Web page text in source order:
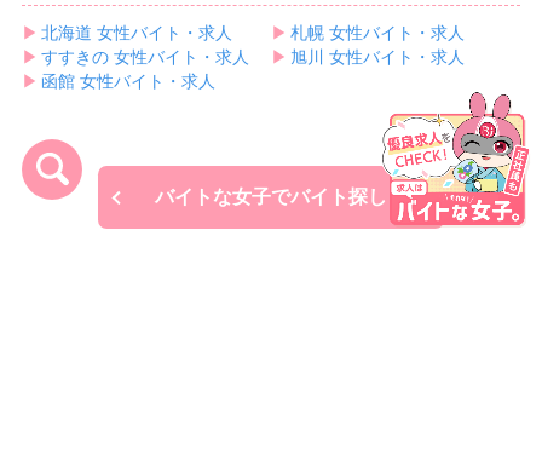
▶︎ 北海道 女性バイト・求人 ▶︎ 札幌 女性バイト・求人
▶︎ すすきの 女性バイト・求人 ▶︎ 旭川 女性バイト・求人
▶︎ 函館 女性バイト・求人
バイトな女子でバイト探し